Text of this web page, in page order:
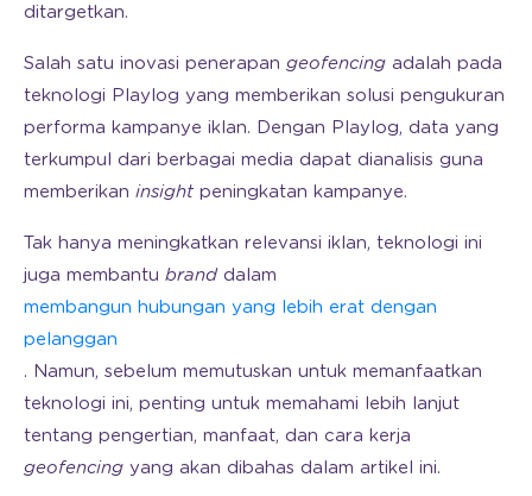
ditargetkan.
Salah satu inovasi penerapan geofencing adalah pada
teknologi Playlog yang memberikan solusi pengukuran
performa kampanye iklan. Dengan Playlog, data yang
terkumpul dari berbagai media dapat dianalisis guna
memberikan insightpeningkatan kampanye.
Tak hanya meningkatkan relevansi iklan, teknologi ini
juga membantu brand dalam
membangun hubungan yang lebih erat dengan
pelanggan
. Namun, sebelum memutuskan untuk memanfaatkan
teknologi ini, penting untuk memahami lebih lanjut
tentang pengertian, manfaat, dan cara kerja
geofencing yang akan dibahas dalam artikel ini.